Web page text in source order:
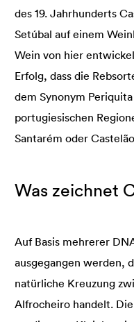
des 19. Jahrhunderts
Setúbal auf einem
Wein von hier
Erfolg, dass die
dem Synonym
portugiesischen
Santarém oder
Was zeichnet
Auf Basis mehrerer
ausgegangen werden,
natürliche Kreuzung
Alfrocheiro handelt.